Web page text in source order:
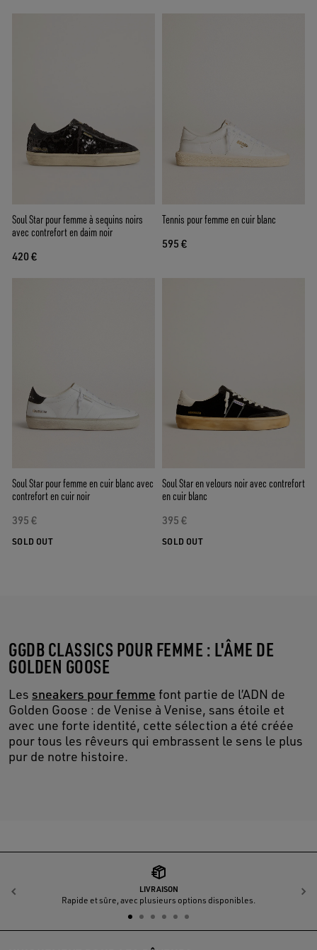
Soul Star pour femme à sequins noirs
avec contrefort en daim noir
420 €
Tennis pour femme en cuir blanc
595 €
Soul Star pour femme en cuir blanc avec
contrefort en cuir noir
395 €
SOLD OUT
Soul Star en velours noir avec contrefort
en cuir blanc
395 €
SOLD OUT
GGDB CLASSICS POUR FEMME : L'ÂME DE
GOLDEN GOOSE
Les sneakers pour femme font partie de l’ADN de
Golden Goose : de Venise à Venise, sans étoile et
avec une forte identité, cette sélection a été créée
pour tous les rêveurs qui embrassent le sens le plus
pur de notre histoire.
LIVRAISON
Rapide et sûre, avec plusieurs options disponibles.
Précédent